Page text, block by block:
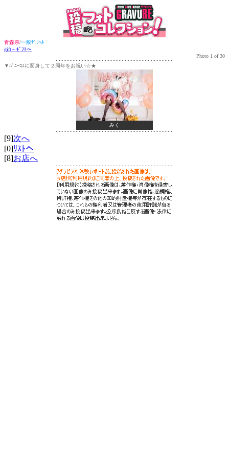
青森県/一般ﾃﾞﾘﾍﾙ
gift～ｷﾞﾌﾄ～
Photo 1 of 30
▼ﾊﾞﾆｰｺｽに変身して２周年をお祝い☆★
みく
[9]次へ
[0]ﾘｽﾄへ
[8]お店へ